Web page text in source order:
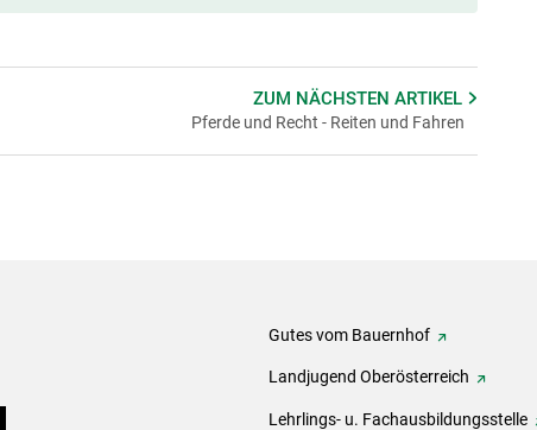
ZUM NÄCHSTENARTIKEL
Pferde und Recht - Reiten und Fahren
Gutes vom Bauernhof
Landjugend Oberösterreich
Lehrlings- u. Fachausbildungsstelle